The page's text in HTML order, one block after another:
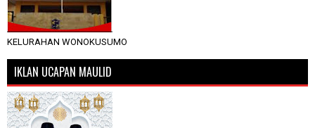
KELURAHAN WONOKUSUMO
IKLAN UCAPAN MAULID